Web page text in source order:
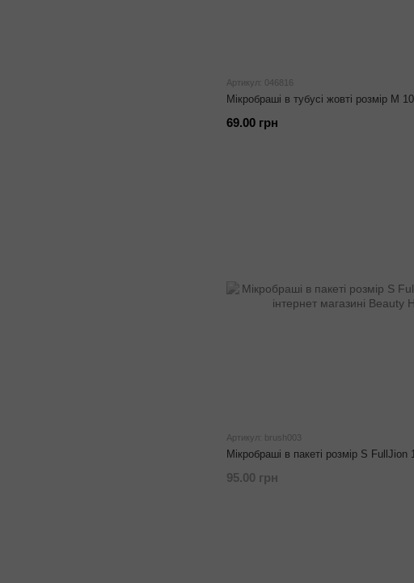
Артикул: 046816
Мікробраші в тубусі жовті розмір М
69.00 грн
Артикул: brush003
Мікробраші в пакеті розмір S FullJion
95.00 грн